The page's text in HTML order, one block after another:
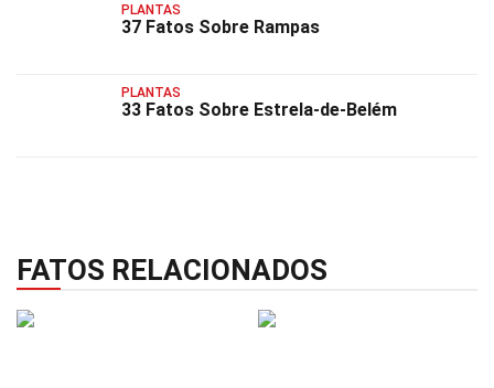
PLANTAS
37 Fatos Sobre Rampas
PLANTAS
33 Fatos Sobre Estrela-de-Belém
FATOS RELACIONADOS